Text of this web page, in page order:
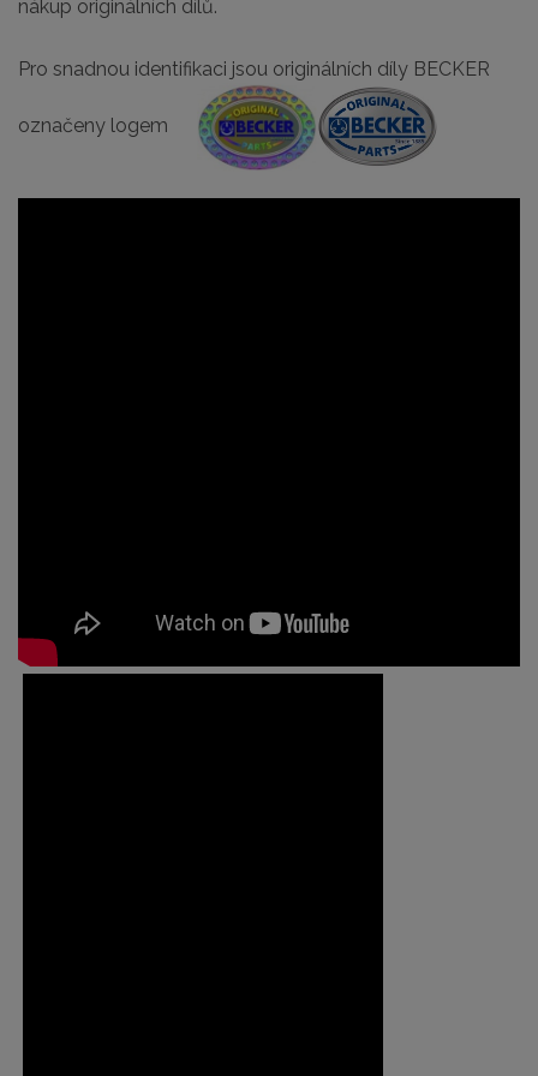
nákup originálních dílů.
Pro snadnou identifikaci jsou originálních díly BECKER
označeny logem